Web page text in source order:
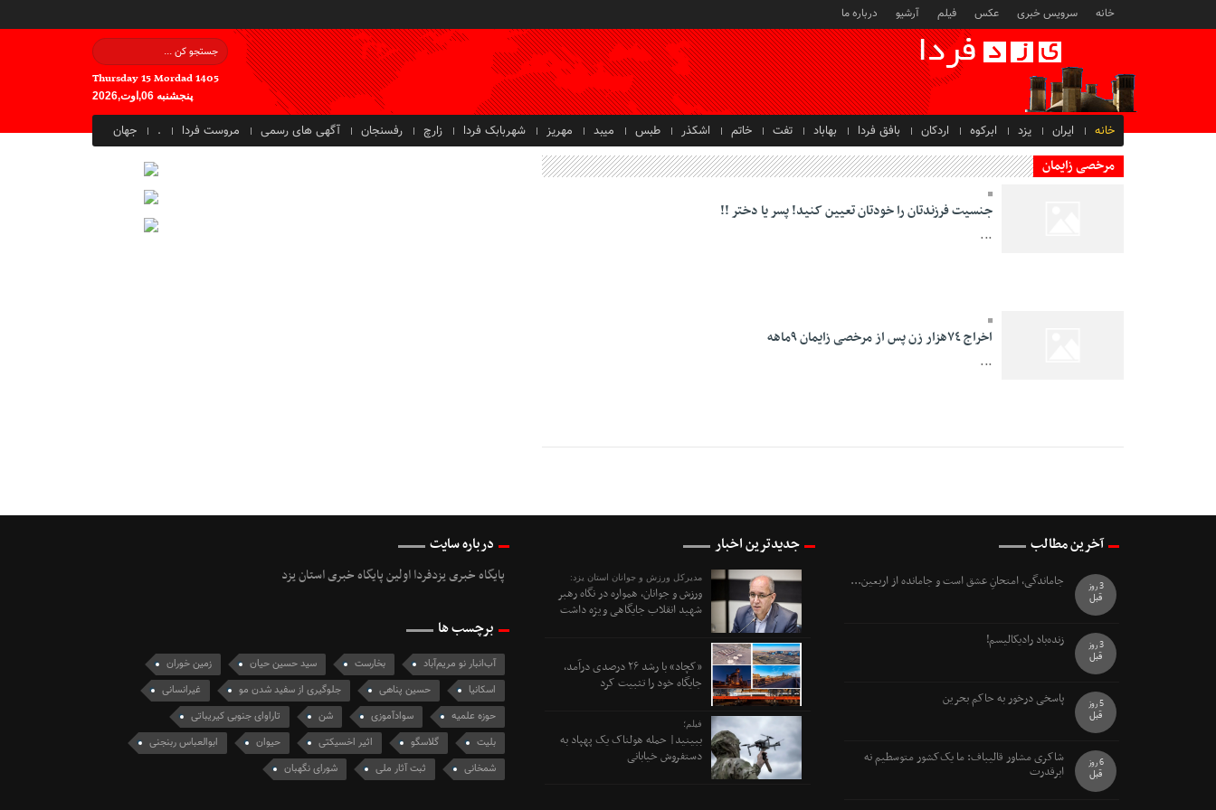
خانه سرویس خبری عکس فیلم آرشیو درباره ما
Thursday 15 Mordad 1405
پنجشنبه 06,اوت,2026
خانه ایران یزد ابرکوه اردکان بافق فردا بهاباد تفت خاتم اشکذر طبس میبد مهریز شهربابک فردا زارچ رفسنجان آگهی های رسمی مروست فردا . جهان
مرخصی زایمان
جنسیت فرزند‌تان را خودتان تعیین کنید! پسر یا دختر !!
...
اخراج ٧٤‌هزار زن پس از مرخصی زایمان ٩ماهه
...
آخرین مطالب
جاماندگی، امتحانِ عشق است و جامانده از اربعین...
3 روز
قبل
زنده‌باد رادیکالیسم!
3 روز
قبل
پاسخی درخور به حاکم بحرین
5 روز
قبل
شاکری مشاور قالیباف: ما یک‌کشور متوسطیم نه
ابرقدرت
6 روز
قبل
جدیدترین اخبار
مدیرکل ورزش و جوانان استان یزد:
ورزش و جوانان، همواره در نگاه رهبر
شهید انقلاب جایگاهی ویژه داشت
«کچاد» با رشد ۲۶ درصدی درآمد،
جایگاه خود را تثبیت کرد
فیلم؛
ببینید| حمله هولناک یک پهپاد به
دستفروش خیابانی
درباره سایت
پایگاه خبری یزدفردا اولین پایگاه خبری استان یزد
برچسب ها
آب‌انبار نو مریم‌آباد بخارست سید حسین حیان
زمین خوران
اسکانیا
حسین پناهی جلوگیری از سفید شدن مو
غیرانسانی
حوزه علمیه
سوادآموزی شن
تاراوای جنوبی کیریباتی
بلیت
گلاسگو اثیر اخسیکتی حیوان
ابوالعباس ربنجنی
شمخانی
ثبت آثار ملی شورای نگهبان